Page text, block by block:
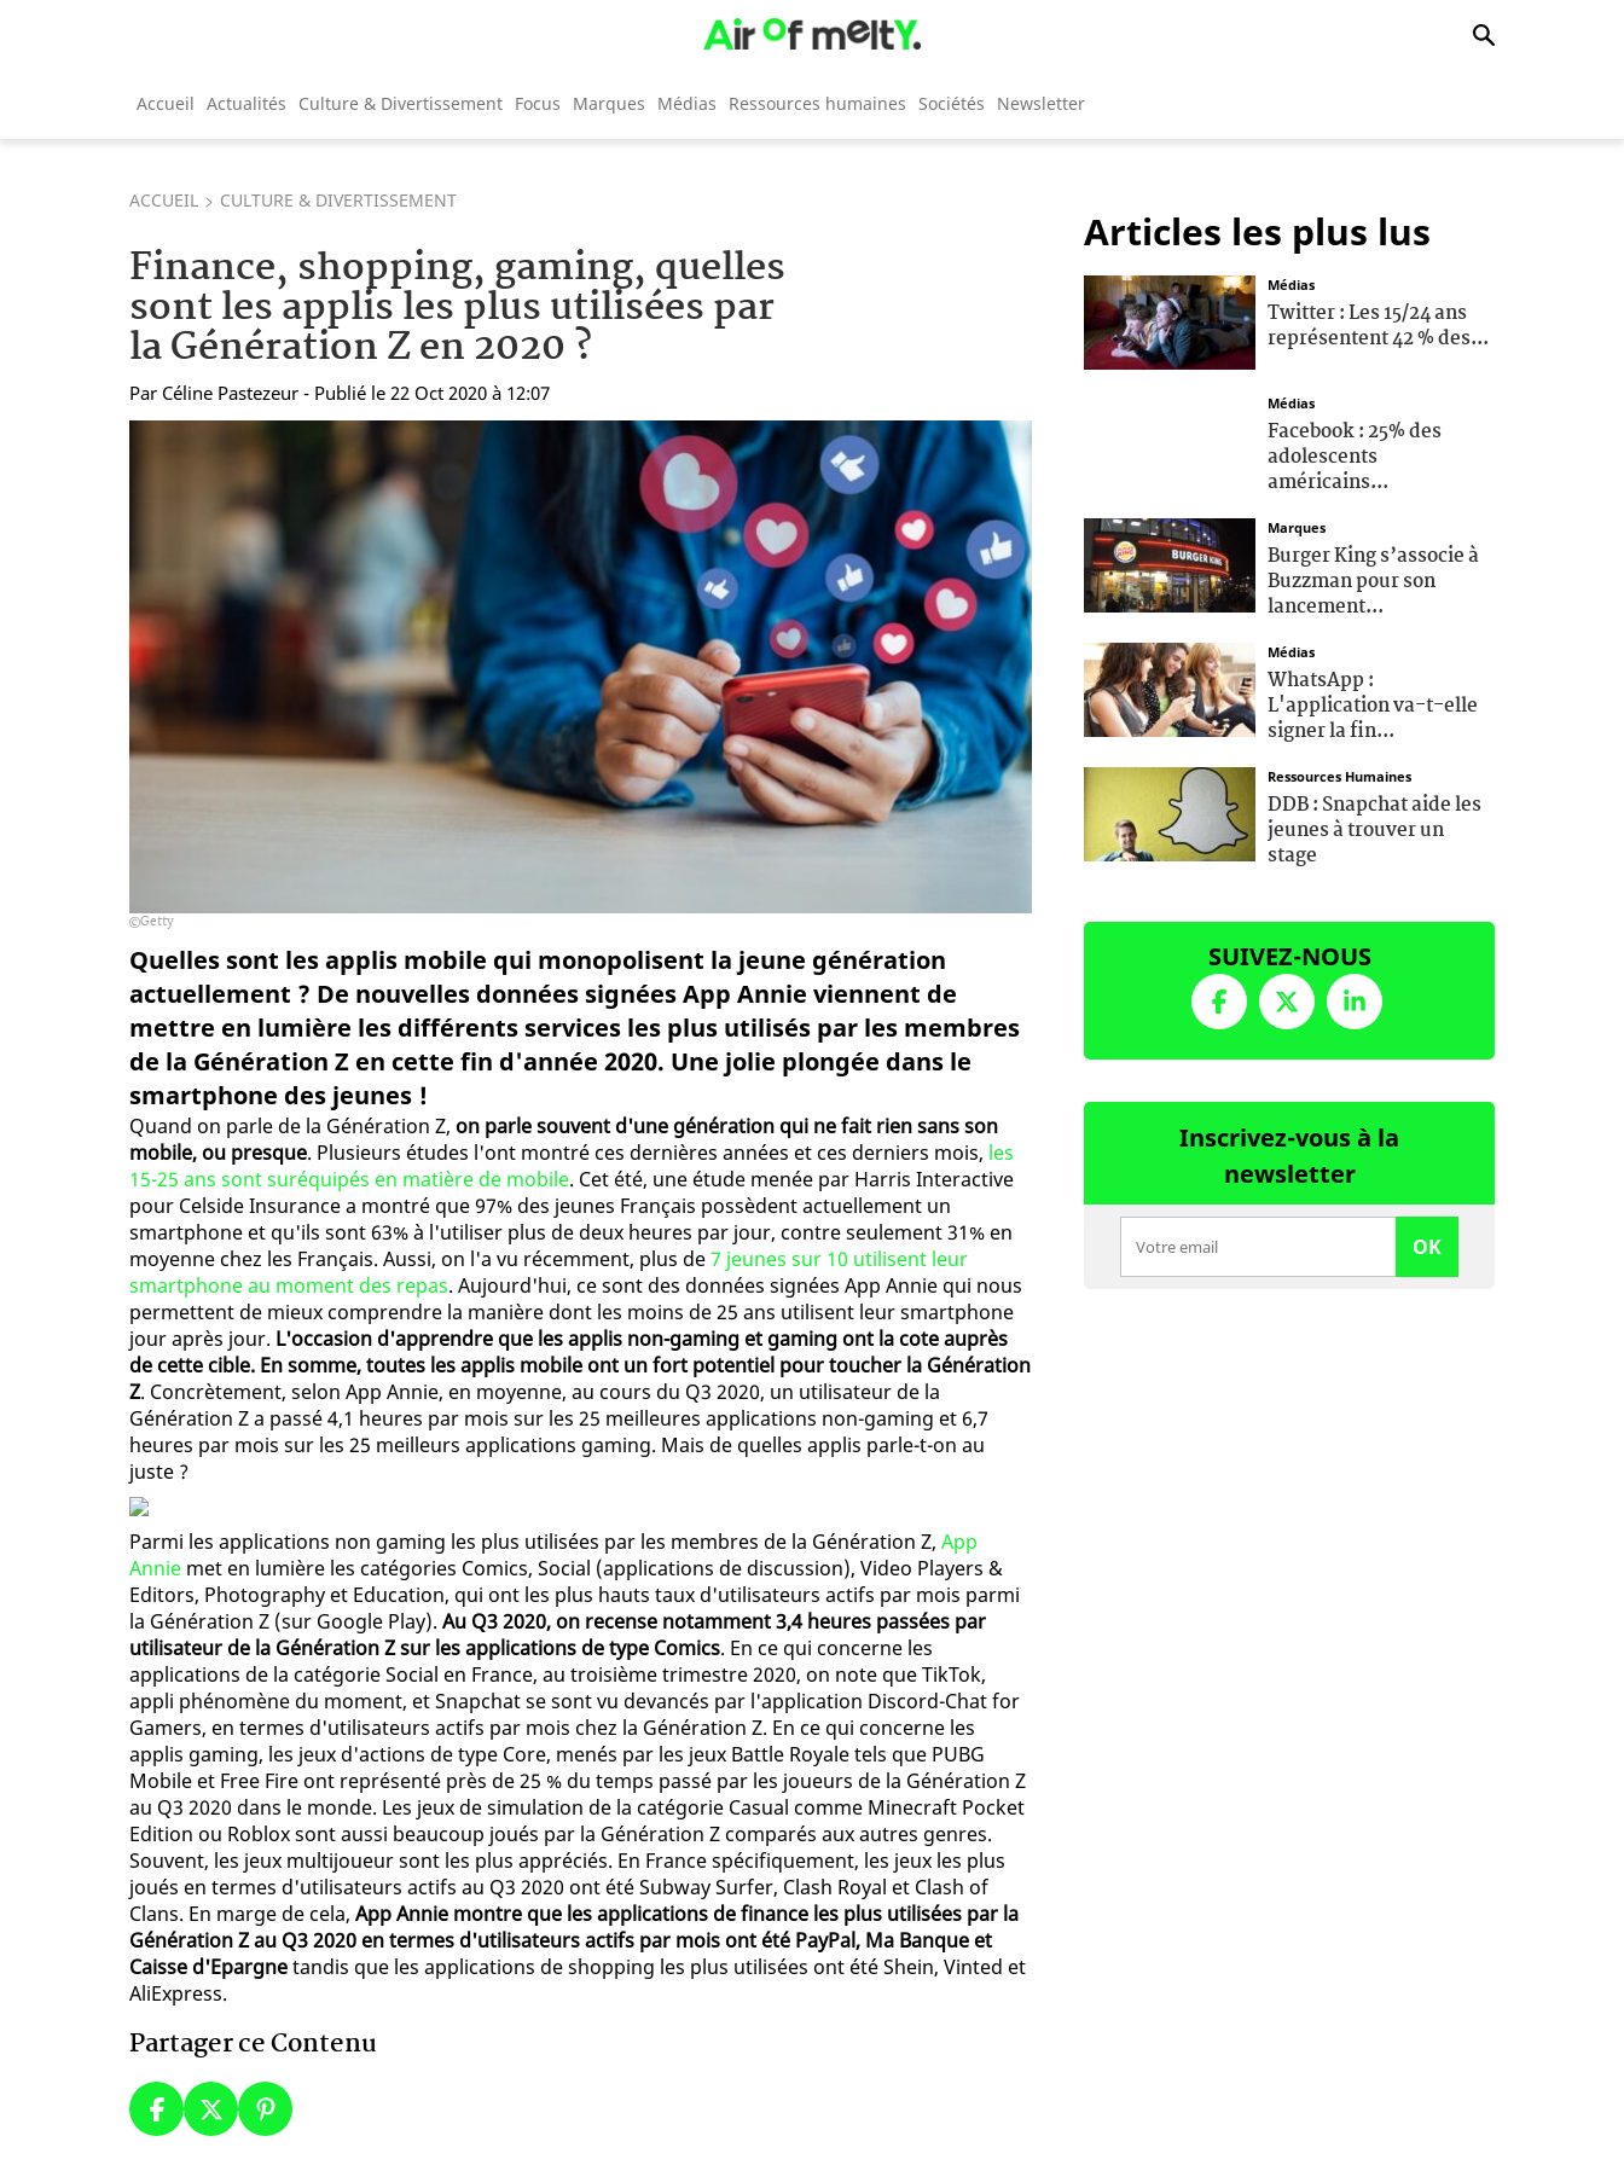
Accueil Actualités Culture & Divertissement Focus Marques Médias Ressources humaines Sociétés Newsletter
ACCUEIL CULTURE & DIVERTISSEMENT
Finance, shopping, gaming, quelles
sont les applis les plus utilisées par
la Génération Z en 2020 ?
Par Céline Pastezeur - Publié le 22 Oct 2020 à 12:07
Getty
Quelles sont les applis mobile qui monopolisent la jeune génération
actuellement ? De nouvelles données signées App Annie viennent de
mettre en lumière les différents services les plus utilisés par les membres
de la Génération Z en cette fin d'année 2020. Une jolie plongée dans le
smartphone des jeunes !
Quand on parle de la Génération Z, on parle souvent d'une génération qui ne fait rien sans son
mobile, ou presque. Plusieurs études l'ont montré ces dernières années et ces derniers mois, les
15-25 ans sont suréquipés en matière de mobile. Cet été, une étude menée par Harris Interactive
pour Celside Insurance a montré que 97% des jeunes Français possèdent actuellement un
smartphone et qu'ils sont 63% à l'utiliser plus de deux heures par jour, contre seulement 31% en
moyenne chez les Français. Aussi, on l'a vu récemment, plus de7 jeunes sur 10 utilisent leur
smartphone au moment des repas. Aujourd'hui, ce sont des données signées App Annie qui nous
permettent de mieux comprendre la manière dont les moins de 25 ans utilisent leur smartphone
jour après jour. L'occasion d'apprendre que les applis non-gaming et gaming ont la cote auprès
de cette cible. En somme, toutes les applis mobile ont un fort potentiel pour toucher la Génération
Z. Concrètement, selon App Annie, en moyenne, au cours du Q3 2020, un utilisateur de la
Génération Z a passé 4,1 heures par mois sur les 25 meilleures applications non-gaming et 6,7
heures par mois sur les 25 meilleurs applications gaming. Mais de quelles applis parle-t-on au
juste ?
Parmi les applications non gaming les plus utilisées par les membres de la Génération Z, App
Annie met en lumière les catégories Comics, Social (applications de discussion), Video Players &
Editors, Photography et Education, qui ont les plus hauts taux d'utilisateurs actifs par mois parmi
la Génération Z (sur Google Play). Au Q3 2020, on recense notamment 3,4 heures passées par
utilisateur de la Génération Z sur les applications de type Comics. En ce qui concerne les
applications de la catégorie Social en France, au troisième trimestre 2020, on note que TikTok,
appli phénomène du moment, et Snapchat se sont vu devancés par l'application Discord-Chat for
Gamers, en termes d'utilisateurs actifs par mois chez la Génération Z. En ce qui concerne les
applis gaming, les jeux d'actions de type Core, menés par les jeux Battle Royale tels que PUBG
Mobile et Free Fire ont représenté près de 25 % du temps passé par les joueurs de la Génération Z
au Q3 2020 dans le monde. Les jeux de simulation de la catégorie Casual comme Minecraft Pocket
Edition ou Roblox sont aussi beaucoup joués par la Génération Z comparés aux autres genres.
Souvent, les jeux multijoueur sont les plus appréciés. En France spécifiquement, les jeux les plus
joués en termes d'utilisateurs actifs au Q3 2020 ont été Subway Surfer, Clash Royal et Clash of
Clans. En marge de cela, App Annie montre que les applications de finance les plus utilisées par la
Génération Z au Q3 2020 en termes d'utilisateurs actifs par mois ont été PayPal, Ma Banque et
Caisse d'Epargnetandis que les applications de shopping les plus utilisées ont été Shein, Vinted et
AliExpress.
Partager ce Contenu
Articles les plus lus
Médias
Twitter : Les 15/24 ans
représentent 42 % des...
Médias
Facebook : 25% des
adolescents
américains...
Marques
Burger King s’associe à
Buzzman pour son
lancement...
Médias
WhatsApp :
L'application va-t-elle
signer la fin...
Ressources Humaines
DDB : Snapchat aide les
jeunes à trouver un
stage
SUIVEZ-NOUS
Inscrivez-vous à la
newsletter
OK